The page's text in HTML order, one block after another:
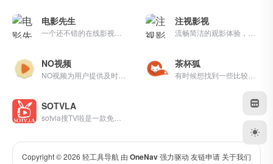
电影先生 注视影视
NO视频 茶杯狐
SOTVLA
Copyright © 2026 轻工具导航 由 OneNav强力驱动 友链申请 关于我们